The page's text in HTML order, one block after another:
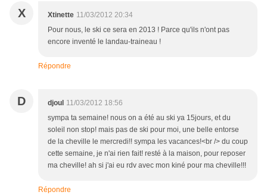
X Xtinette 11/03/2012 20:34
Pour nous, le ski ce sera en 2013 ! Parce qu'ils n'ont pas
encore inventé le landau-traineau !
Répondre
D djoul 11/03/2012 18:56
sympa ta semaine! nous on a été au ski ya 15jours, et du
soleil non stop! mais pas de ski pour moi, une belle entorse
de la cheville le mercredi!! sympa les vacances!<br /> du coup
cette semaine, je n'ai rien fait! resté à la maison, pour reposer
ma cheville! ah si j'ai eu rdv avec mon kiné pour ma cheville!!!
Répondre